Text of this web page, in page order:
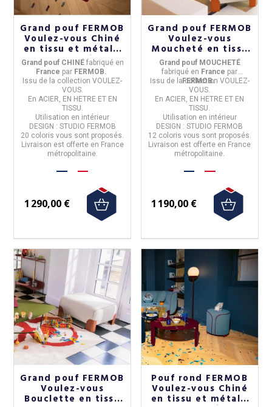
Grand pouf FERMOB
Voulez-vous Chiné
en tissu et métal -
20 coloris
Grand pouf CHINÉ fabriqué en
France par FERMOB.
Issu de la collection VOULEZ-
VOUS.
En ACIER, EN HETRE ET EN
TISSU.
Utilisation en intérieur
DESIGN : STUDIO FERMOB
20 coloris vous sont proposés.
Livraison est offerte en France
métropolitaine.
1 290,00 €
Grand pouf FERMOB
Voulez-vous
Moucheté en tissu
et métal - 12
coloris
Grand pouf MOUCHETÉ
fabriqué en France par
FERMOB.
Issu de lacollection VOULEZ-
VOUS.
En ACIER, EN HETRE ET EN
TISSU.
Utilisation en intérieur
DESIGN : STUDIO FERMOB
12 coloris vous sont proposés.
Livraison est offerte en France
métropolitaine.
1 190,00 €
Grand pouf FERMOB
Voulez-vous
Bouclette en tissu
Pouf rond FERMOB
Voulez-vous Chiné
en tissu et métal -